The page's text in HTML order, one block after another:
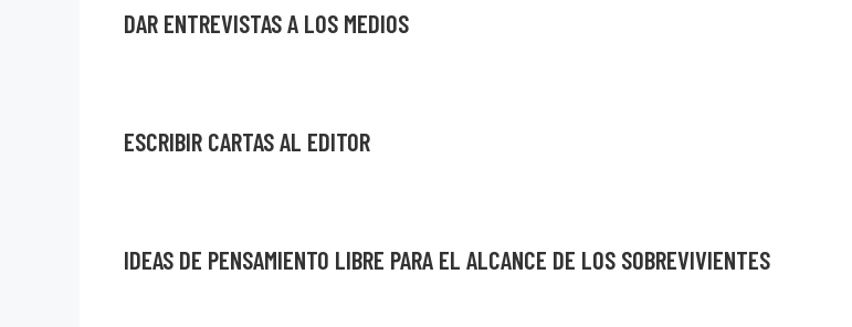
DAR ENTREVISTAS A LOS MEDIOS
ESCRIBIR CARTAS AL EDITOR
IDEAS DE PENSAMIENTO LIBRE PARA EL ALCANCE DE LOS SOBREVIVIENTES